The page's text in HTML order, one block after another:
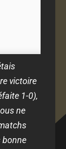
victoire
1-0),
ne
bonne